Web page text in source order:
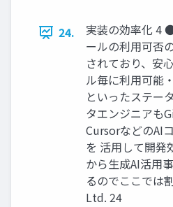
24.
実装の効率化 4
ールの利用可否
されており、安
ル毎に利用可能
といったステー
タエンジニアも
CursorなどのAI
を 活用して開
から生成AI活用
るのでここでは
Ltd. 24